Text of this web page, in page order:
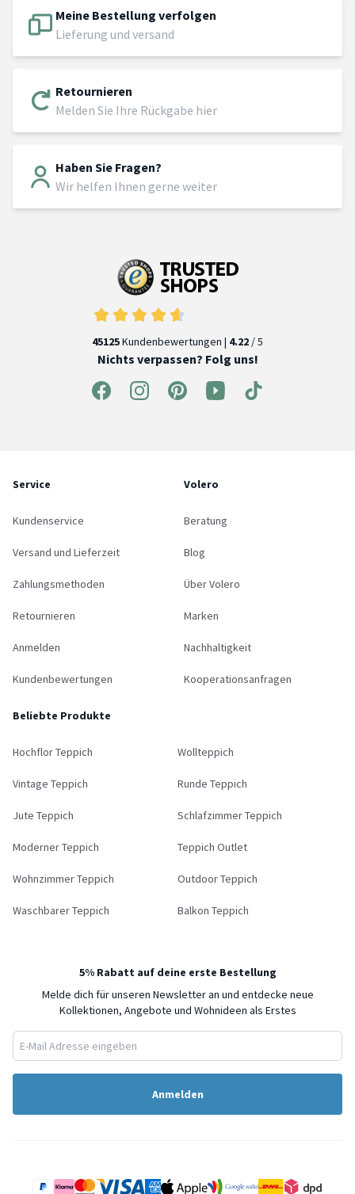
Meine Bestellung verfolgen
Lieferung und versand
Retournieren
Melden Sie Ihre Rückgabe hier
Haben Sie Fragen?
Wir helfen Ihnen gerne weiter
45125Kundenbewertungen | 4.22 / 5
Nichts verpassen? Folg uns!
Service
Kundenservice
Versand und Lieferzeit
Zahlungsmethoden
Retournieren
Anmelden
Kundenbewertungen
Volero
Beratung
Blog
Über Volero
Marken
Nachhaltigkeit
Kooperationsanfragen
Beliebte Produkte
Hochflor Teppich Wollteppich
Vintage Teppich Runde Teppich
Jute Teppich Schlafzimmer Teppich
Moderner Teppich Teppich Outlet
Wohnzimmer Teppich Outdoor Teppich
Waschbarer Teppich Balkon Teppich
5% Rabatt auf deine erste Bestellung
Melde dich für unseren Newsletter an und entdecke neue
Kollektionen, Angebote und Wohnideen als Erstes
Anmelden